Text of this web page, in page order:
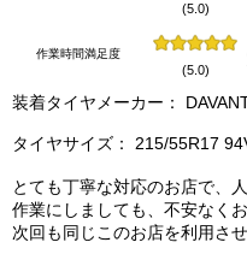
(5.0)
作業時間満足度
(5.0)
装着タイヤメーカー：
タイヤサイズ： 215/55R17
とても丁寧な対応のお店で、
作業にしましても、不安なく
次回も同じこのお店を利用さ